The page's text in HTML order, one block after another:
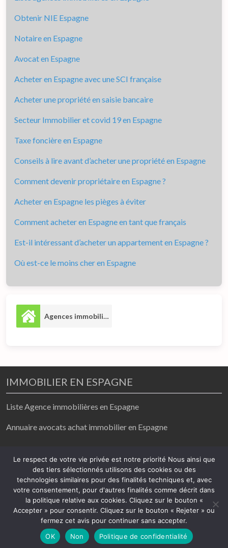
Obtenir NIE Espagne
Notaire en Espagne
Avocat en Espagne
Acheter en Espagne avec une SCI française
Acheter une propriété en saisie bancaire
Secteur Immobilier et covid 19 en Espagne
Taxe foncière en Espagne
Conseils à lire avant d’acheter une propriété en Espagne
Comment devenir propriétaire en Espagne ?
Acheter en Espagne les pièges à éviter
Comment acheter en Espagne en tant que français
Est-il intéressant d’acheter un appartement en Espagne ?
Où est-ce le moins cher en Espagne
Agences immobilières
IMMOBILIER EN ESPAGNE
Liste Agence immobilières en Espagne
Annuaire avocats achat immobilier en Espagne
2026
Mentions légales-Politique de confidentialité
Démarches achat en Espagne
Le respect de votre vie privée est notre priorité Nous ainsi que
des tiers sélectionnés utilisons des cookies ou des
technologies similaires pour des finalités techniques et, avec
votre consentement, pour d'autres finalités comme décrit dans
la politique relative aux cookies. Cliquez sur le bouton «
Accepter » pour consentir. Cliquez sur le bouton « Rejeter » ou
fermez cet avis pour continuer sans accepter.
OK
Non Politique de confidentialité